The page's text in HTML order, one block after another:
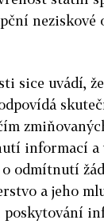
neziskové
sice uvádí,
informací a
odmítnutí
a jeho